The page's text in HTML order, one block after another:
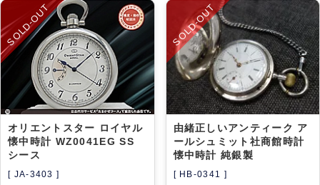
SOLD-OUT
オリエントスター ロイヤル
懐中時計 WZ0041EG SS
シース
[ JA-3403 ]
SOLD-OUT
由緒正しいアンティーク ア
ールシュミット社商館時計
懐中時計 純銀製
[ HB-0341 ]